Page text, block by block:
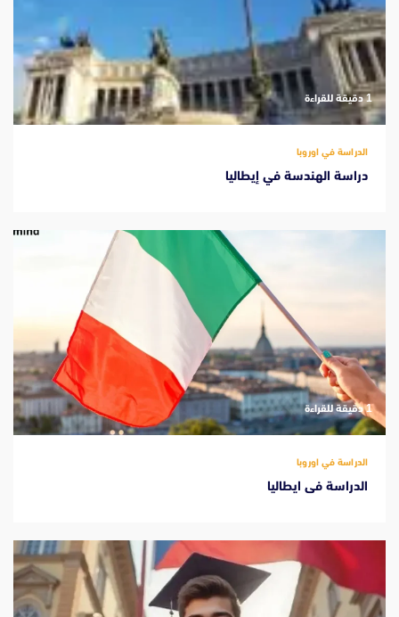
‫1 دقيقة للقراءة
الدراسة في اوروبا
دراسة الهندسة في إيطاليا
‫1 دقيقة للقراءة
الدراسة في اوروبا
الدراسة فى ايطاليا